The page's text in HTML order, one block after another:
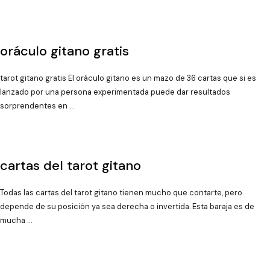
oráculo gitano gratis
tarot gitano gratis El oráculo gitano es un mazo de 36 cartas que si es
lanzado por una persona experimentada puede dar resultados
sorprendentes en …
cartas del tarot gitano
Todas las cartas del tarot gitano tienen mucho que contarte, pero
depende de su posición ya sea derecha o invertida. Esta baraja es de
mucha …